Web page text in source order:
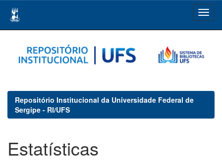
navigation
Repositório Institucional da Universidade Federal de
Sergipe - RI/UFS
Estatísticas